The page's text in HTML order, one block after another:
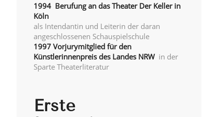
1994 Berufung an das Theater Der Keller in
Köln
als Intendantin und Leiterin der daran
angeschlossenen Schauspielschule
1997 Vorjurymitglied für den
Künstlerinnenpreis des Landes NRWin der
Sparte Theaterliteratur
Erste